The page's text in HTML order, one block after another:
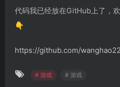
代码我已经放在GitHub上了，
👇
https://github.com/
# 游戏 # 游戏